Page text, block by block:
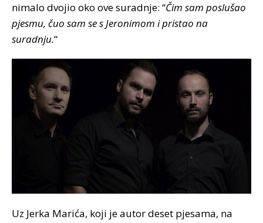
nimalo dvojio oko ove suradnje: “Čim sam poslušao
pjesmu, čuo sam se s Jeronimom i pristao na
suradnju.“
Uz Jerka Marića, koji je autor deset pjesama, na